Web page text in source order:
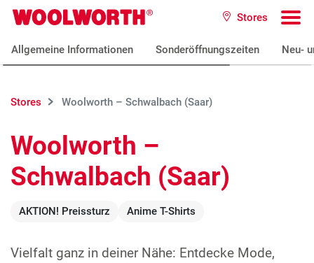
Zum Hauptinhalt
Woolworth GmbH Stores
Allgemeine Informationen Sonderöffnungszeiten Neu-
Stores Woolworth – Schwalbach (Saar)
Woolworth –
Schwalbach (Saar)
AKTION! Preissturz Anime T-Shirts
Vielfalt ganz in deiner Nähe: Entdecke Mode,